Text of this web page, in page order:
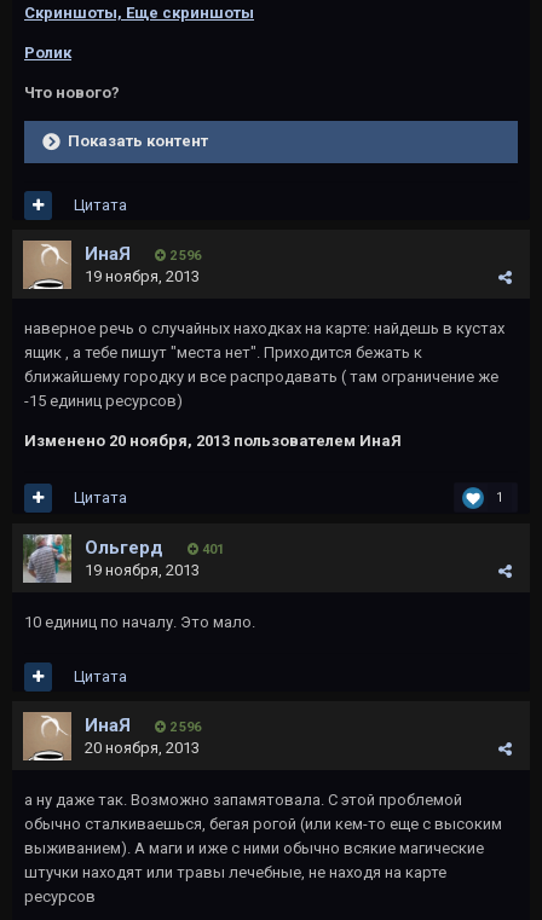
Скриншоты, Еще скриншоты
Ролик
Что нового?
Показать контент
Цитата
ИнаЯ 2 596
19 ноября, 2013
наверное речь о случайных находках на карте: найдешь в кустах
ящик , а тебе пишут "места нет". Приходится бежать к
ближайшему городку и все распродавать ( там ограничение же
-15 единиц ресурсов)
Изменено 20 ноября, 2013 пользователем ИнаЯ
1
Цитата
Ольгерд 401
19 ноября, 2013
10 единиц по началу. Это мало.
Цитата
ИнаЯ 2 596
20 ноября, 2013
а ну даже так. Возможно запамятовала. С этой проблемой
обычно сталкиваешься, бегая рогой (или кем-то еще с высоким
выживанием). А маги и иже с ними обычно всякие магические
штучки находят или травы лечебные, не находя на карте
ресурсов